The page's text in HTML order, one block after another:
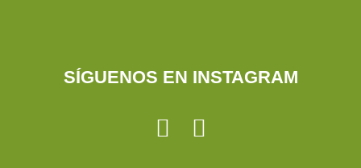
SÍGUENOS EN INSTAGRAM